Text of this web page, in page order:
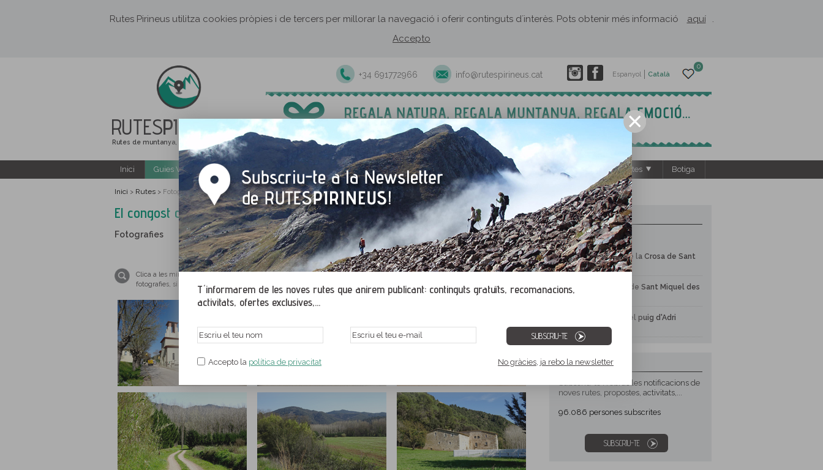
Rutes Pirineus utilitza cookies pròpies i de tercers per millorar la navegació i oferir continguts d´interès. Pots obtenir més informació aquí
.
Accepto
RUTESPIRINEUS
Rutes de muntanya, senderisme i excursions
0
Espanyol Català
+34 691772966 info@rutespirineus.cat
T´informarem de les noves rutes que anirem publicant: continguts gratuïts, recomanacions,
activitats, ofertes exclusives,...
SUBSCRIU-TE
Accepto la política de privacitat No gràcies, ja rebo la newsletter
Inici Guies Web i PDF gratuïtes Excursions i activitats guiades Rutes autoguiades Establiments El Rusc: projectes Botiga
Inici > Rutes > Fotografies El congost del Ter i la Muntanya dels Sants Metges
3 RUTES PROPERES
La vall del Ter
El volcà de la Crosa de Sant
Dalmai
El castell de Sant Miquel des
El volcà del puig d'Adri
NEWSLETTER
Subscriu-te i rebràs les notificacions de
noves rutes, propostes, activitats,...
96.086 persones subscrites
SUBSCRIU-TE
El congost del Ter i la Muntanya dels Sants Metges
Fotografies
TORNAR A LA RUTA
Clica a les miniatures per ampliar les imatges i veure-les a tamany pantalla completa. Per veure correctament la galeria de
fotografies, si us plau, tingues el teu navegador web actualitzat amb una de les seves últimes versions.